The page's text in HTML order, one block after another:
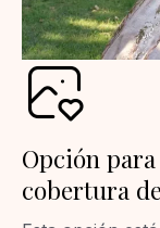
Opción
cobertura